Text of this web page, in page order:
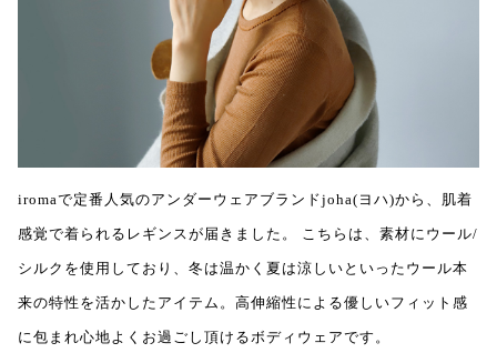
iromaで定番人気のアンダーウェアブランドjoha(ヨハ)から、肌着
感覚で着られるレギンスが届きました。 こちらは、素材にウール/
シルクを使用しており、冬は温かく夏は涼しいといったウール本
来の特性を活かしたアイテム。高伸縮性による優しいフィット感
に包まれ心地よくお過ごし頂けるボディウェアです。